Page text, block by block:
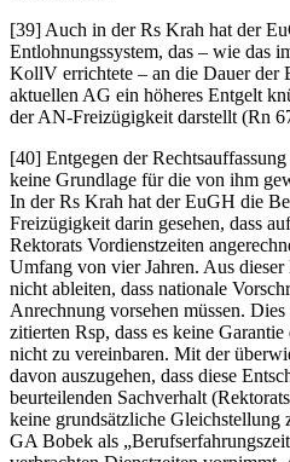
[39] Auch in der Rs Krah hat der
Entlohnungssystem, das – wie das
KollV errichtete – an die Dauer der
aktuellen AG ein höheres Entgelt
der AN-Freizügigkeit darstellt (Rn
[40] Entgegen der
keine Grundlage für die von ihm
In der Rs Krah hat der EuGH die
Freizügigkeit darin gesehen, dass
Rektorats Vordienstzeiten
Umfang von vier Jahren. Aus
nicht ableiten, dass nationale
Anrechnung vorsehen müssen.
zitierten Rsp, dass es keine
nicht zu vereinbaren. Mit der
davon auszugehen, dass diese
beurteilenden Sachverhalt
keine grundsätzliche Gleichstellung
GA Bobek als „